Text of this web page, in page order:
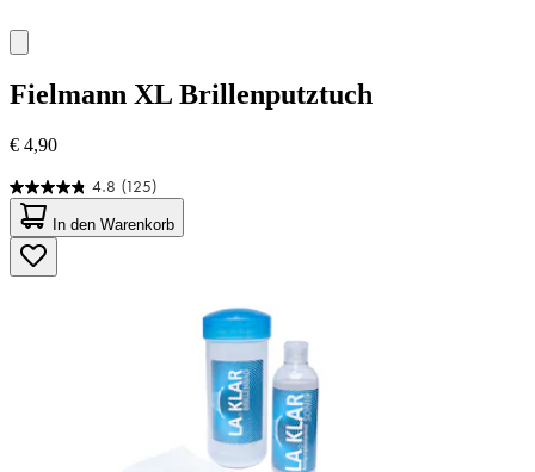
Fielmann XL Brillenputztuch
€ 4,90
4.8 (125)
4.8
von
5
Sternen.
125
In den Warenkorb